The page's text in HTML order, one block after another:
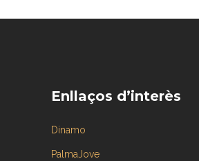
Enllaços d’interès
Dinamo
PalmaJove